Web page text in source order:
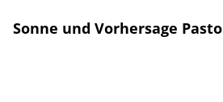
Sonne und Vorhersage Pasto